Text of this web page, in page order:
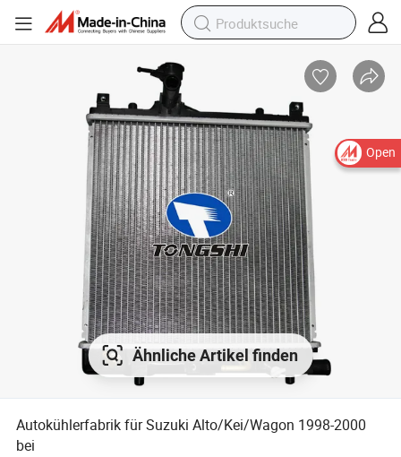
Open
Ähnliche Artikel finden
Autokühlerfabrik für Suzuki Alto/Kei/Wagon 1998-2000
bei